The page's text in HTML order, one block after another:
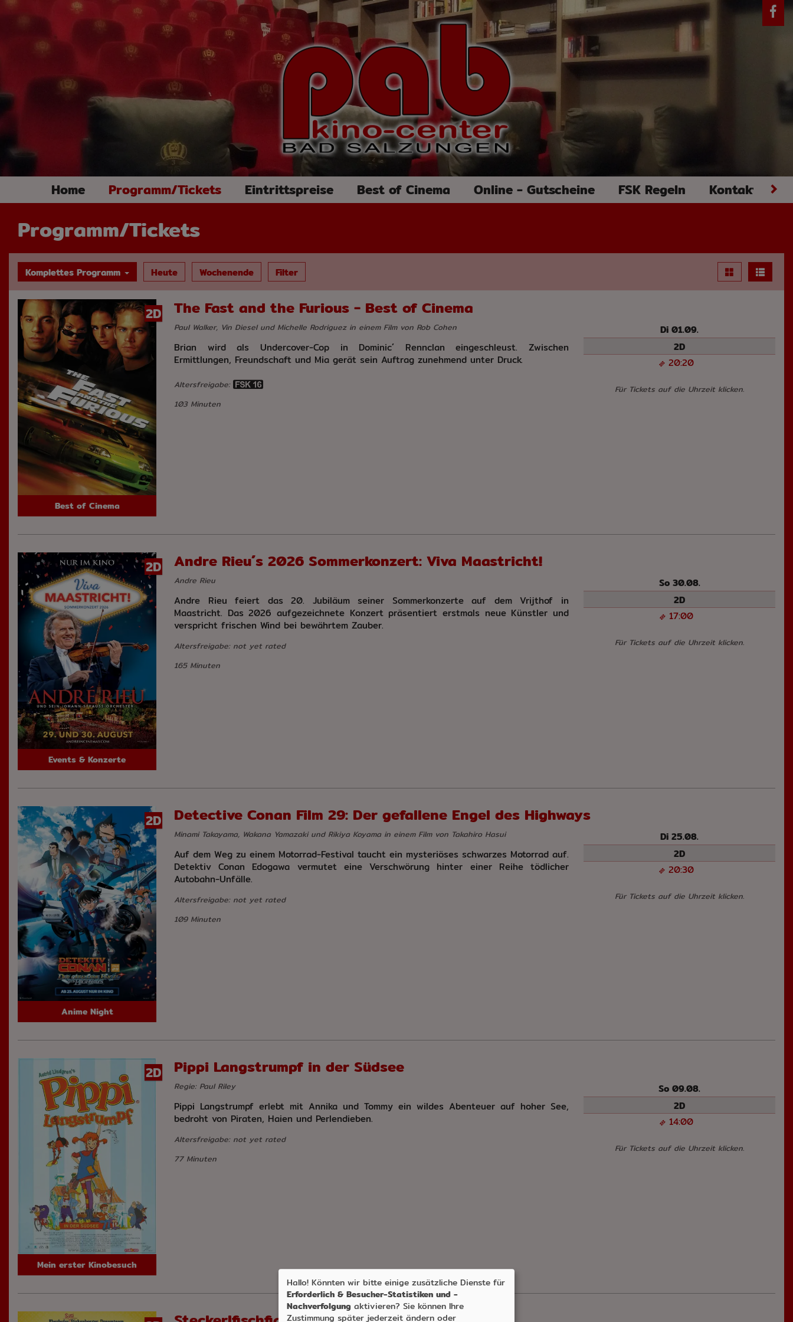
Home Programm/Tickets Eintrittspreise Best of Cinema Online - Gutscheine FSK Regeln Kontakt
Programm/Tickets
Komplettes Programm Heute Wochenende Filter
2D
Best of Cinema
The Fast and the Furious - Best of Cinema
Di 01.09.
20:20
2D
Für Tickets auf die Uhrzeit klicken.
Paul Walker, Vin Diesel und Michelle Rodriguez in einem Film von Rob Cohen
Brian wird als Undercover-Cop in Dominic´ Rennclan eingeschleust. Zwischen
Ermittlungen, Freundschaft und Mia gerät sein Auftrag zunehmend unter Druck.
Altersfreigabe:
103 Minuten
2D
Events & Konzerte
Andre Rieu´s 2026 Sommerkonzert: Viva Maastricht!
So 30.08.
17:00
2D
Für Tickets auf die Uhrzeit klicken.
Andre Rieu
Andre Rieu feiert das 20. Jubiläum seiner Sommerkonzerte auf dem Vrijthof in
Maastricht. Das 2026 aufgezeichnete Konzert präsentiert erstmals neue Künstler und
verspricht frischen Wind bei bewährtem Zauber.
Altersfreigabe: not yet rated
165 Minuten
2D
Anime Night
Detective Conan Film 29: Der gefallene Engel des Highways
Di 25.08.
20:30
2D
Für Tickets auf die Uhrzeit klicken.
Minami Takayama, Wakana Yamazaki und Rikiya Koyama in einem Film von Takahiro Hasui
Auf dem Weg zu einem Motorrad-Festival taucht ein mysteriöses schwarzes Motorrad auf.
Detektiv Conan Edogawa vermutet eine Verschwörung hinter einer Reihe tödlicher
Autobahn-Unfälle.
Altersfreigabe: not yet rated
109 Minuten
2D
Mein erster Kinobesuch
Pippi Langstrumpf in der Südsee
So 09.08.
14:00
2D
Für Tickets auf die Uhrzeit klicken.
Regie: Paul Riley
Pippi Langstrumpf erlebt mit Annika und Tommy ein wildes Abenteuer auf hoher See,
bedroht von Piraten, Haien und Perlendieben.
Altersfreigabe: not yet rated
77 Minuten
Hallo! Könnten wir bitte einige zusätzliche Dienste für
Erforderlich & Besucher-Statistiken und -
Nachverfolgung aktivieren? Sie können Ihre
Zustimmung später jederzeit ändern oder